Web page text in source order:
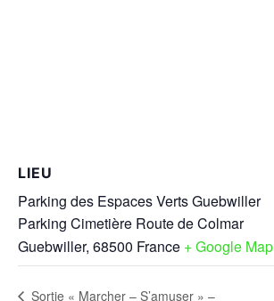
LIEU
Parking des Espaces Verts Guebwiller
Parking Cimetière Route de Colmar
Guebwiller, 68500 France + Google Map
Sortie « Marcher – S’amuser » –